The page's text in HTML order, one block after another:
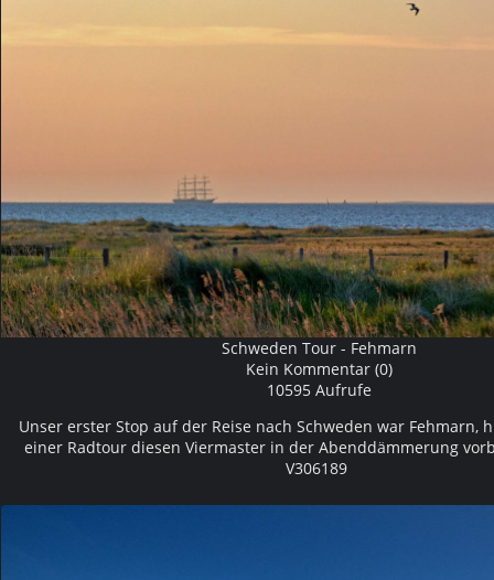
Schweden Tour - Fehmarn
Kein Kommentar (0)
10595 Aufrufe
Unser erster Stop auf der Reise nach Schweden war Fehmarn,
einer Radtour diesen Viermaster in der Abenddämmerung
V306189